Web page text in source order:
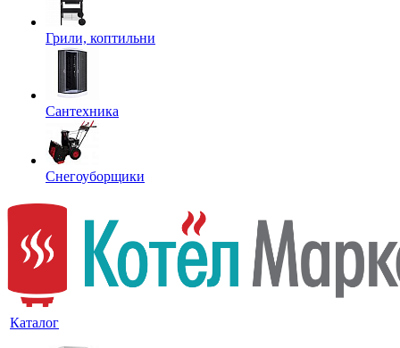
Грили, коптильни
Сантехника
Снегоуборщики
Каталог